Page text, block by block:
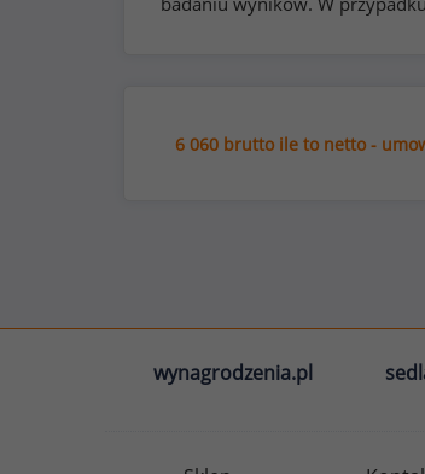
6 060 brutto ile to netto -
wynagrodzenia.pl